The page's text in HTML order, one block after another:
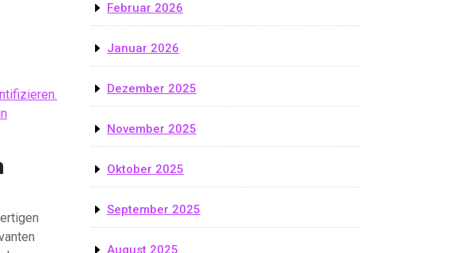
Februar 2026
Januar 2026
Dezember 2025
November 2025
Oktober 2025
September 2025
August 2025